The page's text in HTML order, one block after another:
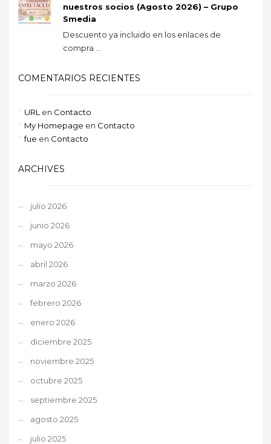
nuestros socios (Agosto 2026) – Grupo
Smedia
Descuento ya incluido en los enlaces de
compra ...
COMENTARIOS RECIENTES
URL en Contacto
My Homepage en Contacto
fue en Contacto
ARCHIVES
julio 2026
junio 2026
mayo 2026
abril 2026
marzo 2026
febrero 2026
enero 2026
diciembre 2025
noviembre 2025
octubre 2025
septiembre 2025
agosto 2025
julio 2025